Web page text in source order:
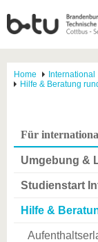
Home International
Hilfe & Beratung
Für
Umgebung &
Studienstart
Hilfe &